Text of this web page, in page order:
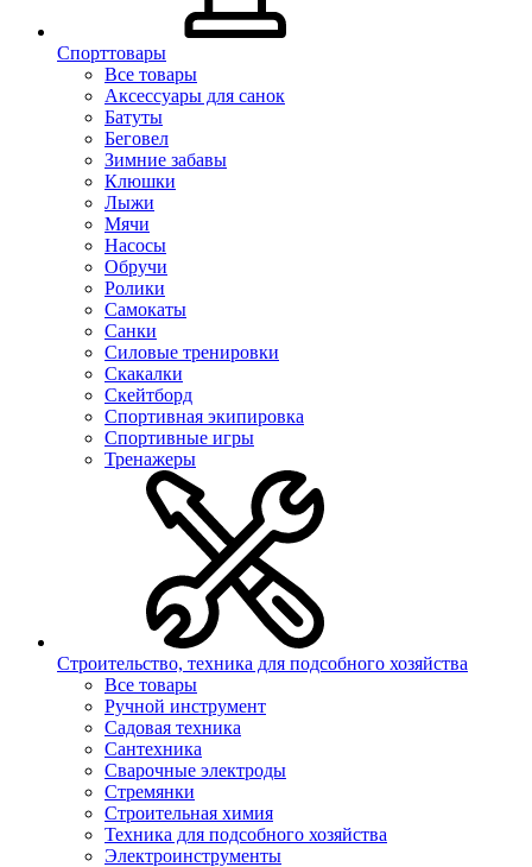
Спорттовары
Все товары
Аксессуары для санок
Батуты
Беговел
Зимние забавы
Клюшки
Лыжи
Мячи
Насосы
Обручи
Ролики
Самокаты
Санки
Силовые тренировки
Скакалки
Скейтборд
Спортивная экипировка
Спортивные игры
Тренажеры
Строительство, техника для подсобного хозяйства
Все товары
Ручной инструмент
Садовая техника
Сантехника
Сварочные электроды
Стремянки
Строительная химия
Техника для подсобного хозяйства
Электроинструменты